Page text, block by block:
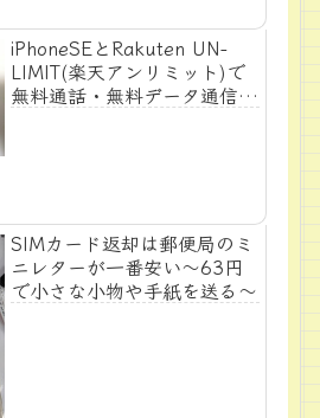
iPhoneSEとRakuten UN-
LIMIT(楽天アンリミット)で
無料通話・無料データ通信機
SIMカード返却は郵便局のミ
ニレターが一番安い～63円
で小さな小物や手紙を送る～